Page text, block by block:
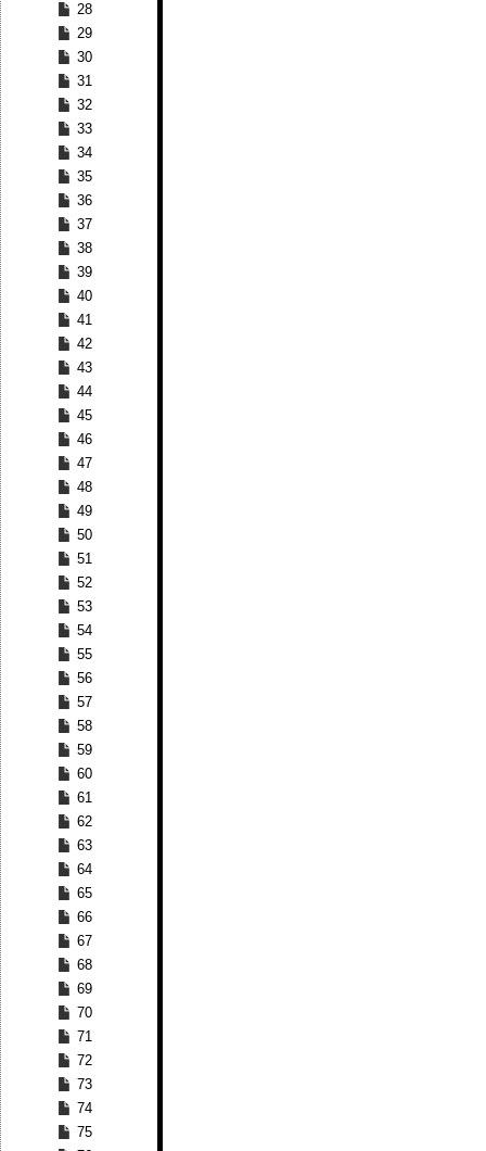
28
29
30
31
32
33
34
35
36
37
38
39
40
41
42
43
44
45
46
47
48
49
50
51
52
53
54
55
56
57
58
59
60
61
62
63
64
65
66
67
68
69
70
71
72
73
74
75